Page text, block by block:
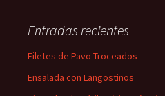
Entradas recientes
Filetes de Pavo Troceados
Ensalada con Langostinos